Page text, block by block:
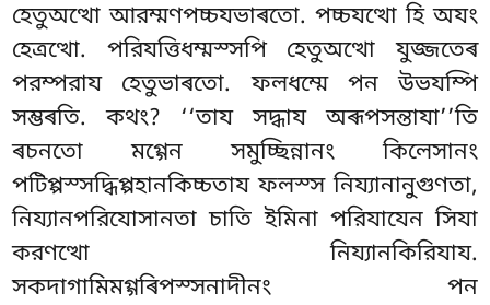
হেতুঅত্থো আরম্মণপচ্চযভাৰতো. পচ্চযত্থো হিঅযং
হেত্ৰত্থো. পরিযত্তিধম্মস্সপি হেতুঅত্থো যুজ্জতেৰ
পরম্পরায হেতুভাৰতো. ফলধম্মে পন উভযম্পি
সম্ভৰতি. কথং? ‘‘তায সদ্ধায অৰূপসন্তাযা’’তি
ৰচনতো মগ্গেন সমুচ্ছিন্নানং কিলেসানং
পটিপ্পস্সদ্ধিপ্পহানকিচ্চতায ফলস্স নিয্যানানুগুণতা,
নিয্যানপরিযোসানতা চাতি ইমিনা পরিযাযেন সিযা
করণত্থো নিয্যানকিরিযায.
সকদাগামিমগ্গৰিপস্সনাদীনং পন